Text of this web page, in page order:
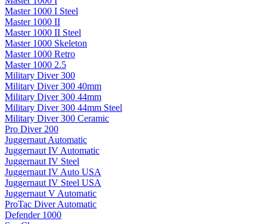
Master 1000 I Steel
Master 1000 II
Master 1000 II Steel
Master 1000 Skeleton
Master 1000 Retro
Master 1000 2.5
Military Diver 300
Military Diver 300 40mm
Military Diver 300 44mm
Military Diver 300 44mm Steel
Military Diver 300 Ceramic
Pro Diver 200
Juggernaut Automatic
Juggernaut IV Automatic
Juggernaut IV Steel
Juggernaut IV Auto USA
Juggernaut IV Steel USA
Juggernaut V Automatic
ProTac Diver Automatic
Defender 1000